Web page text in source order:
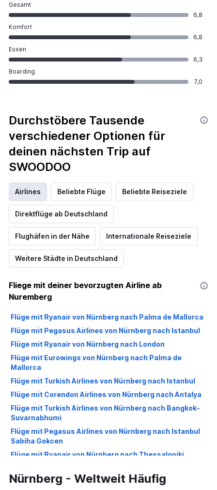
Gesamt
6,8
Komfort
6,8
Essen
6,3
Boarding
7,0
Durchstöbere Tausende
verschiedener Optionen für
deinen nächsten Trip auf
SWOODOO
Airlines Beliebte Flüge Beliebte Reiseziele
Direktflüge ab Deutschland
Flughäfen in der Nähe Internationale Reiseziele
Weitere Städte in Deutschland
Fliege mit deiner bevorzugten Airline ab
Nuremberg
Flüge mit Ryanair von Nürnberg nach Palma de Mallorca
Flüge mit Pegasus Airlines von Nürnberg nach Istanbul
Flüge mit Ryanair von Nürnberg nach London
Flüge mit Eurowings von Nürnberg nach Palma de
Mallorca
Flüge mit Turkish Airlines von Nürnberg nach Istanbul
Flüge mit Corendon Airlines von Nürnberg nach Antalya
Flüge mit Turkish Airlines von Nürnberg nach Bangkok-
Suvarnabhumi
Flüge mit Pegasus Airlines von Nürnberg nach Istanbul
Sabiha Gokcen
Flüge mit Ryanair von Nürnberg nach Thessaloniki
Flüge mit Corendon Airlines Europe von Nürnberg nach
Nürnberg - Weltweit Häufig